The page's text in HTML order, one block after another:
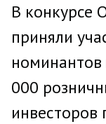
В конкурсе
приняли
номинантов
000
инвесторов